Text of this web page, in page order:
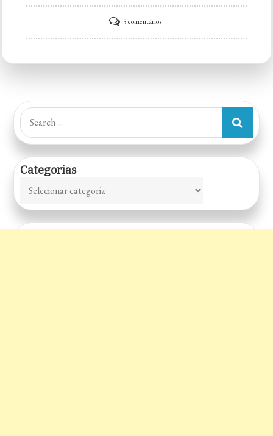
5 comentáriosem
Tatu
Search
for:
Categorias
Categorias